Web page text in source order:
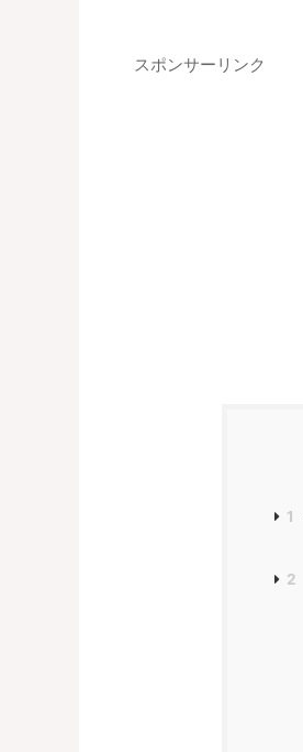
スポンサーリンク
1
2